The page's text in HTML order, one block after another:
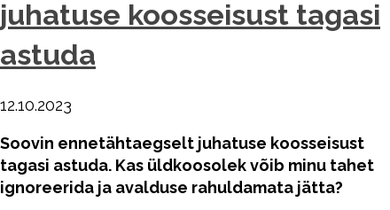
juhatuse koosseisust tagasi
astuda
12.10.2023
Soovin ennetähtaegselt juhatuse koosseisust
tagasi astuda. Kas üldkoosolek võib minu tahet
ignoreerida ja avalduse rahuldamata jätta?